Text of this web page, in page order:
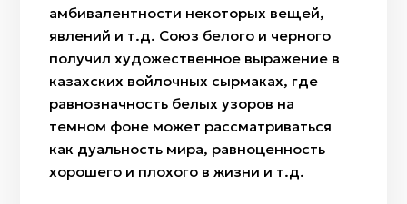
амбивалентности некоторых вещей,
явлений и т.д. Союз белого и черного
получил художественное выражение в
казахских войлочных сырмаках, где
равнозначность белых узоров на
темном фоне может рассматриваться
как дуальность мира, равноценность
хорошего и плохого в жизни и т.д.